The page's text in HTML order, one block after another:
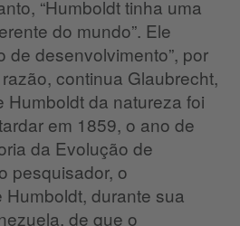
“Humboldt tinha uma
do mundo”. Ele
de desenvolvimento”, por
continua Glaubrecht,
Humboldt da natureza foi
em 1859, o ano de
da Evolução de
pesquisador, o
durante sua
de que o